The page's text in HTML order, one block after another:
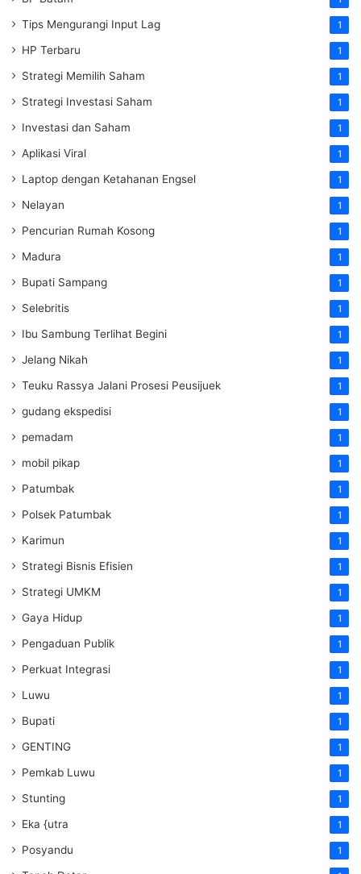
Tips Mengurangi Input Lag 1
HP Terbaru 1
Strategi Memilih Saham 1
Strategi Investasi Saham 1
Investasi dan Saham 1
Aplikasi Viral 1
Laptop dengan Ketahanan Engsel 1
Nelayan 1
Pencurian Rumah Kosong 1
Madura 1
Bupati Sampang 1
Selebritis 1
Ibu Sambung Terlihat Begini 1
Jelang Nikah 1
Teuku Rassya Jalani Prosesi Peusijuek 1
gudang ekspedisi 1
pemadam 1
mobil pikap 1
Patumbak 1
Polsek Patumbak 1
Karimun 1
Strategi Bisnis Efisien 1
Strategi UMKM 1
Gaya Hidup 1
Pengaduan Publik 1
Perkuat Integrasi 1
Luwu 1
Bupati 1
GENTING 1
Pemkab Luwu 1
Stunting 1
Eka {utra 1
Posyandu 1